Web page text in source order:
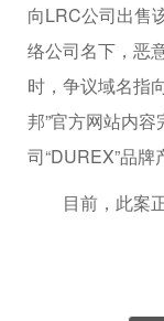
向LRC公司出售
络公司名下，恶
时，争议域名指
邦”官方网站内
司“DUREX”品牌
目前，此案正